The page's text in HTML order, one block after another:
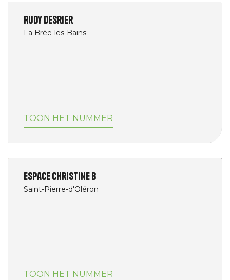
Rudy Desrier
La Brée-les-Bains
TOON HET NUMMER
Espace Christine B
Saint-Pierre-d'Oléron
TOON HET NUMMER